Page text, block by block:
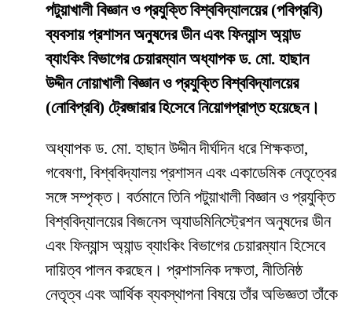
পটুয়াখালী বিজ্ঞান ও প্রযুক্তি বিশ্ববিদ্যালয়ের (পবিপ্রবি)
ব্যবসায় প্রশাসন অনুষদের ডীন এবং ফিন্যান্স অ্যান্ড
ব্যাংকিং বিভাগের চেয়ারম্যান অধ্যাপক ড. মো. হাছান
উদ্দীন নোয়াখালী বিজ্ঞান ও প্রযুক্তি বিশ্ববিদ্যালয়ের
(নোবিপ্রবি) ট্রেজারার হিসেবে নিয়োগপ্রাপ্ত হয়েছেন।
অধ্যাপক ড. মো. হাছান উদ্দীন দীর্ঘদিন ধরে শিক্ষকতা,
গবেষণা, বিশ্ববিদ্যালয় প্রশাসন এবং একাডেমিক নেতৃত্বের
সঙ্গে সম্পৃক্ত। বর্তমানে তিনি পটুয়াখালী বিজ্ঞান ও প্রযুক্তি
বিশ্ববিদ্যালয়ের বিজনেস অ্যাডমিনিস্ট্রেশন অনুষদের ডীন
এবং ফিন্যান্স অ্যান্ড ব্যাংকিং বিভাগের চেয়ারম্যান হিসেবে
দায়িত্ব পালন করছেন। প্রশাসনিক দক্ষতা, নীতিনিষ্ঠ
নেতৃত্ব এবং আর্থিক ব্যবস্থাপনা বিষয়ে তাঁর অভিজ্ঞতা তাঁকে